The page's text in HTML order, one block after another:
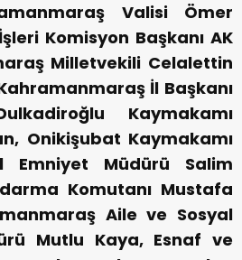
Valisi Ömer
Komisyon Başkanı AK
Milletvekili Celalettin
İl Başkanı
Kaymakamı
Onikişubat Kaymakamı
Emniyet Müdürü Salim
Komutanı Mustafa
Aile ve Sosyal
Mutlu Kaya, Esnaf ve